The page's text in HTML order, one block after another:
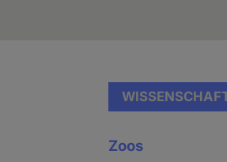
Zoos